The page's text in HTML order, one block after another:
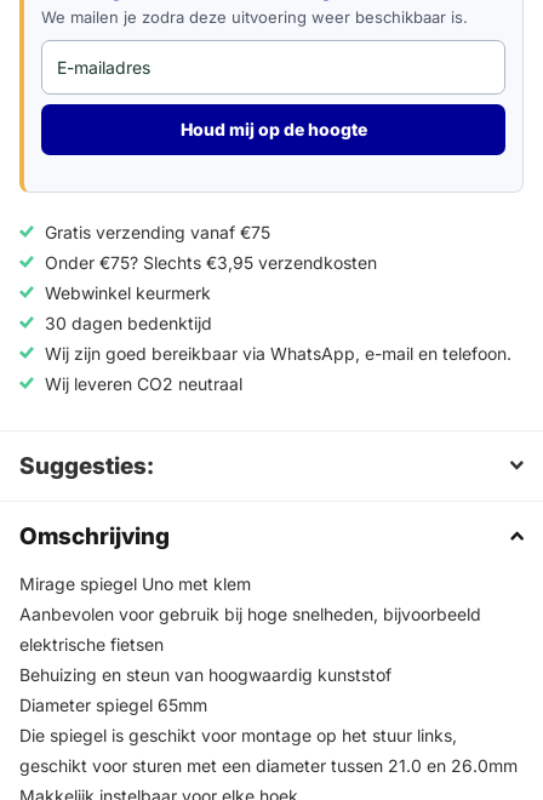
We mailen je zodra deze uitvoering weer beschikbaar is.
Houd mij op de hoogte
Gratis verzending vanaf €75
Onder €75? Slechts €3,95 verzendkosten
Webwinkel keurmerk
30 dagen bedenktijd
Wij zijn goed bereikbaar via WhatsApp, e-mail en telefoon.
Wij leveren CO2 neutraal
Suggesties:
Omschrijving
Mirage spiegel Uno met klem
Aanbevolen voor gebruik bij hoge snelheden, bijvoorbeeld
elektrische fietsen
Behuizing en steun van hoogwaardig kunststof
Diameter spiegel 65mm
Die spiegel is geschikt voor montage op het stuur links,
geschikt voor sturen met een diameter tussen 21.0 en 26.0mm
Makkelijk instelbaar voor elke hoek